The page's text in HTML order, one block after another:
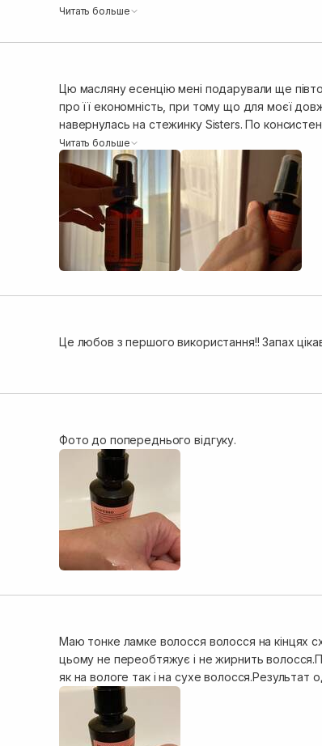
ледь вологе волосся, як заключний продукт.
Читать больше
Цю масляну есенцію мені подарували ще
про її економність, при тому що для моєї
навернулась на стежинку Sisters. По консистенції - не дуже і рідка (якщо зрівнювати з іншими), прозора, має приємний
запах, свою роботу виконує на УРА. Наношу
Читать больше
Це любов з першого використання!! Запах
Фото до попереднього відгуку.
Маю тонке ламке волосся волосся на кінцях
цьому не переобтяжує і не жирнить
як на вологе так і на сухе